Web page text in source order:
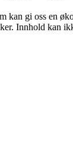
kan gi oss en
Innhold kan